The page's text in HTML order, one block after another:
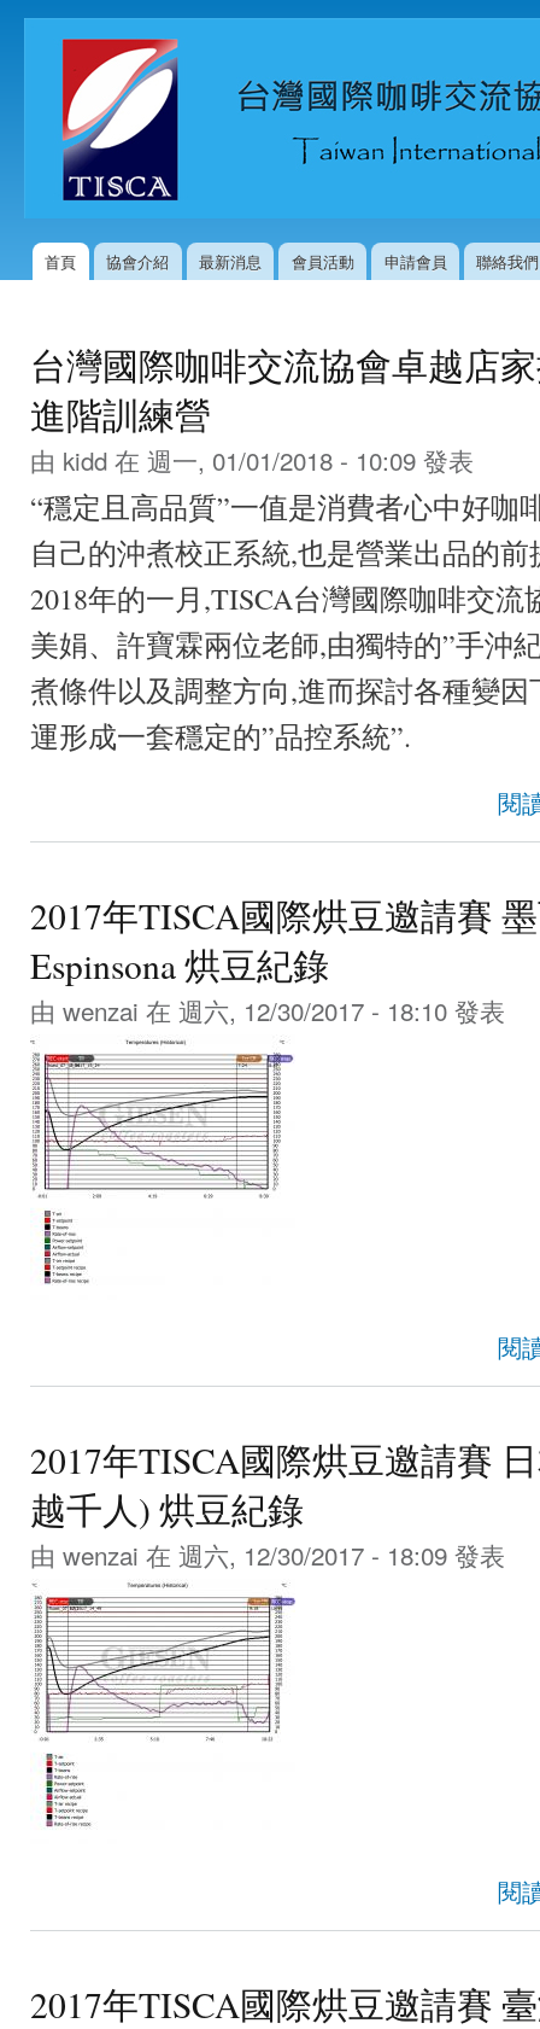
移
內
主選單
首頁 協會介紹 最新消息 會員活動 申請會員 聯絡我們
台灣國際咖啡交流協會卓越店
進階訓練營
由 kidd 在 週一, 01/01/2018 - 10:09 發表
“穩定且高品質”一值是消費者心中好咖
自己的沖煮校正系統,也是營業出品的前
2018年的一月,TISCA台灣國際咖啡交
美娟、許寶霖兩位老師,由獨特的”手沖
煮條件以及調整方向,進而探討各種變
運形成一套穩定的”品控系統”.
閱
2017年TISCA國際烘豆邀請賽
Espinsona 烘豆紀錄
由 wenzai 在 週六, 12/30/2017 - 18:10 發表
閱
2017年TISCA國際烘豆邀請賽
越千人) 烘豆紀錄
由 wenzai 在 週六, 12/30/2017 - 18:09 發表
閱
2017年TISCA國際烘豆邀請賽